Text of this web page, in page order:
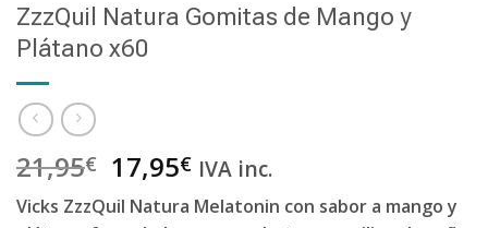
ZzzQuil Natura Gomitas de Mango y
Plátano x60
21,95€ 17,95€ IVA inc.
Vicks ZzzQuil Natura Melatonin con sabor a mango y